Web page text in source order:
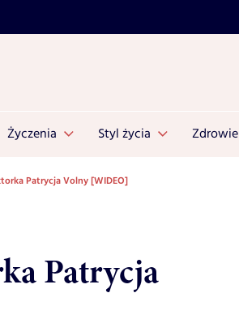
Życzenia Styl życia Zdrowie
Patrycja Volny [WIDEO]
Patrycja